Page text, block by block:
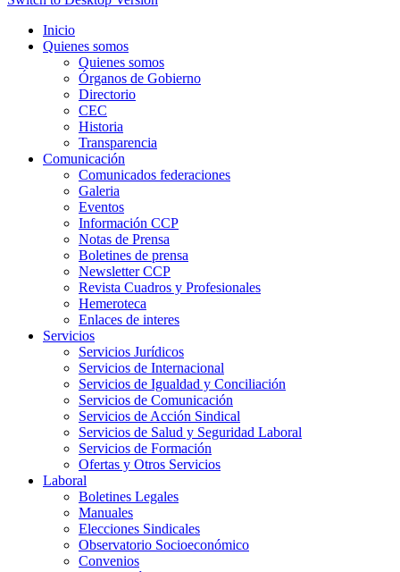
Inicio
Quienes somos
Quienes somos
Órganos de Gobierno
Directorio
CEC
Historia
Transparencia
Comunicación
Comunicados federaciones
Galeria
Eventos
Información CCP
Notas de Prensa
Boletines de prensa
Newsletter CCP
Revista Cuadros y Profesionales
Hemeroteca
Enlaces de interes
Servicios
Servicios Jurídicos
Servicios de Internacional
Servicios de Igualdad y Conciliación
Servicios de Comunicación
Servicios de Acción Sindical
Servicios de Salud y Seguridad Laboral
Servicios de Formación
Ofertas y Otros Servicios
Laboral
Boletines Legales
Manuales
Elecciones Sindicales
Observatorio Socioeconómico
Convenios